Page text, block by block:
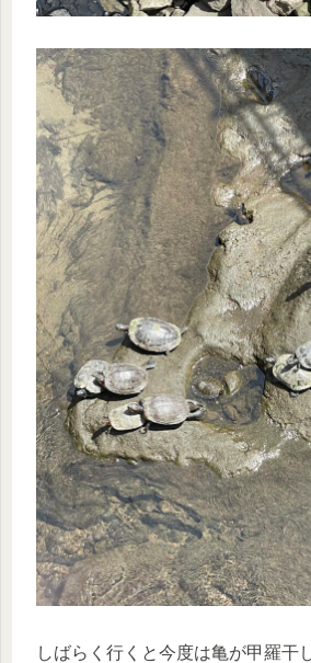
しばらく行くと今度は亀が甲羅干